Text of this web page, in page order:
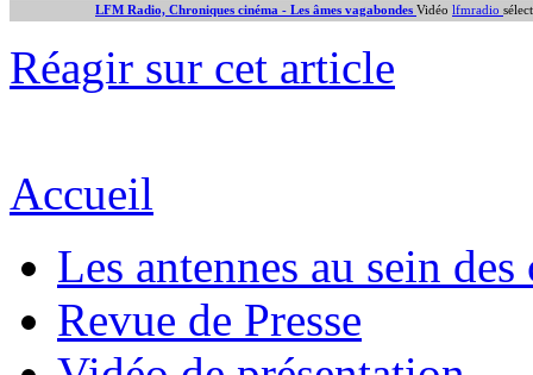
LFM Radio, Chroniques cinéma - Les âmes vagabondes Vidéo lfmradio
Réagir sur cet article
Accueil
Les antennes au sein des
Revue de Presse